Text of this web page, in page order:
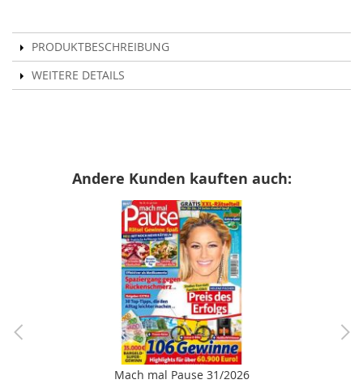
PRODUKTBESCHREIBUNG
WEITERE DETAILS
Andere Kunden kauften auch:
Mach mal Pause 31/2026